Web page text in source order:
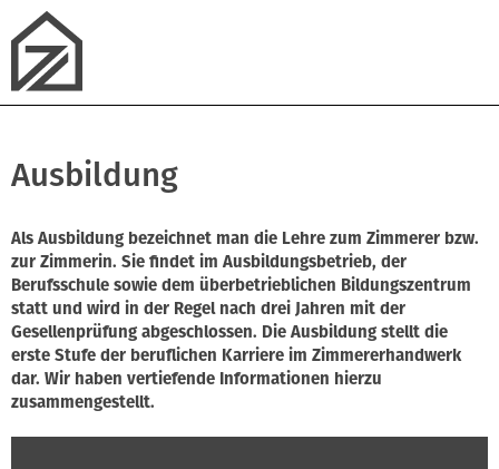
Ausbildung
Als Ausbildung bezeichnet man die Lehre zum Zimmerer bzw.
zur Zimmerin. Sie findet im Ausbildungsbetrieb, der
Berufsschule sowie dem überbetrieblichen Bildungszentrum
statt und wird in der Regel nach drei Jahren mit der
Gesellenprüfung abgeschlossen. Die Ausbildung stellt die
erste Stufe der beruflichen Karriere im Zimmererhandwerk
dar. Wir haben vertiefende Informationen hierzu
zusammengestellt.